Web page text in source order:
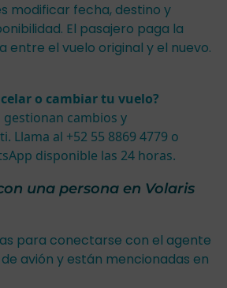
modificar fecha, destino y
El pasajero paga la
entre el vuelo original y el nuevo.
o cambiar tu vuelo?
cambios y
Llama al +52 55 8869 4779 o
disponible las 24 horas.
una persona en Volaris
para conectarse con el agente
avión y están mencionadas en